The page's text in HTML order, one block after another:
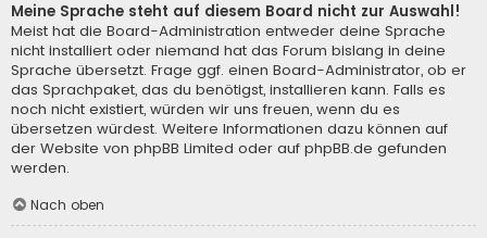
Meine Sprache steht auf diesem Board nicht zur Auswahl!
Meist hat die Board-Administration entweder deine Sprache
nicht installiert oder niemand hat das Forum bislang in deine
Sprache übersetzt. Frage ggf. einen Board-Administrator, ob er
das Sprachpaket, das du benötigst, installieren kann. Falls es
noch nicht existiert, würden wir uns freuen, wenn du es
übersetzen würdest. Weitere Informationen dazu können auf
der Website von phpBB Limited oder auf phpBB.de gefunden
werden.
Nach oben